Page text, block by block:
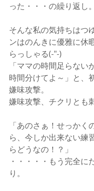
った・・・の繰り返し。
そんな私の気持ちはつ
ンはのんきに優雅に休
らっしゃる(-"-)
「ママの時間足らない
時間分けてよ～」と、
嫌味攻撃。
嫌味攻撃、チクリとも
「あのさぁ！せっかく
ら、今しか出来ない練
らどうなの！？」
・・・・・もう完全に
り。